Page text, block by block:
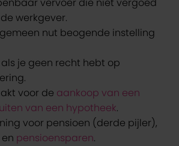
vervoer die niet vergoed
werkgever.
nut beogende instelling
je geen recht hebt op
voor de aankoop van een
van een hypotheek.
voor pensioen (derde pijler),
pensioensparen.